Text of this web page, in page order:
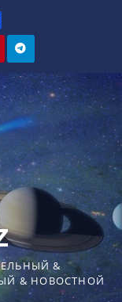
&
& НОВОСТНОЙ